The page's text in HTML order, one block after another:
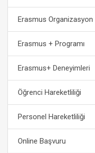
Erasmus Organizasyon
Erasmus + Programı
Erasmus+ Deneyimleri
Öğrenci Hareketliliği
Personel Hareketliliği
Online Başvuru